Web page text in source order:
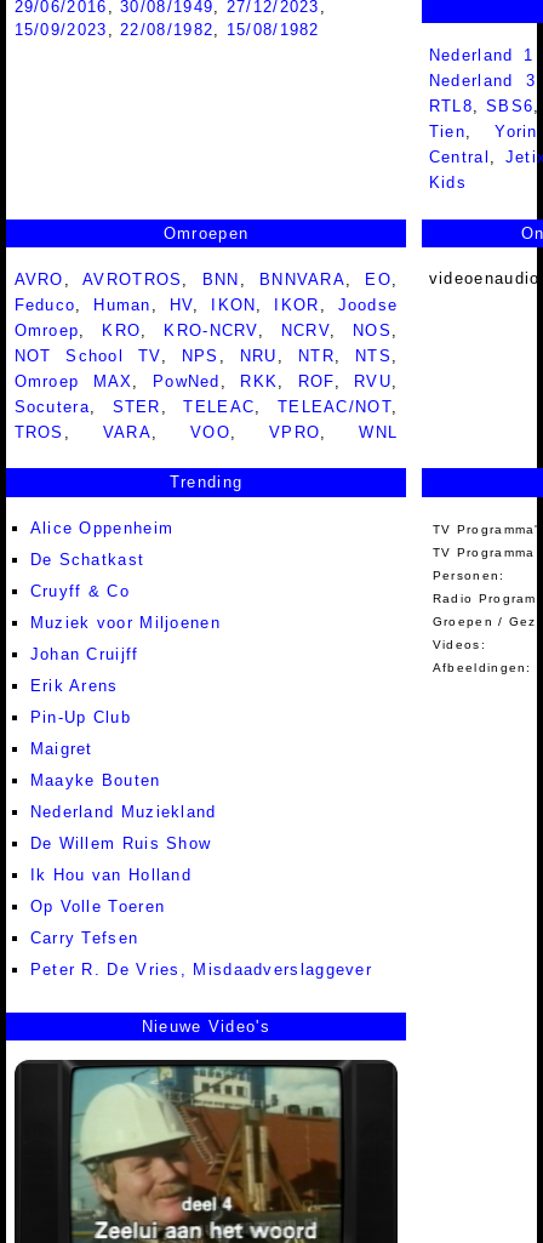
29/06/2016 ,30/08/1949 27/12/2023
15/09/2023
22/08/1982
15/08/1982
Nederland
Nederland
RTL8,SBS6
Tien,Yorin
Central ,
Kids
Omroepen
AVRO ,AVROTROS BNN BNNVARA EO
Feduco
Human HV IKON IKOR
Joodse
Omroep
KRO KRO-NCRV NCRV NOS
NOT School TV
NPS NRU NTR NTS
Omroep MAX
PowNed RKK ROF RVU
Socutera
STER ,TELEAC TELEAC/NOT
TROS
VARA ,VOO ,VPRO ,WNL
Trending
Alice Oppenheim
De Schatkast
Cruyff & Co
Muziek voor Miljoenen
Johan Cruijff
Erik Arens
Pin-Up Club
Maigret
Maayke Bouten
Nederland Muziekland
De Willem Ruis Show
Ik Hou van Holland
Op Volle Toeren
Carry Tefsen
Peter R. De Vries, Misdaadverslaggever
TV
TV Programma
Personen:
Radio
Groepen /
Videos:
Afbeeldingen:
Nieuwe Video's